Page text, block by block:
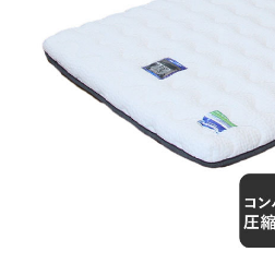
詰め物2
ポリエステル綿、不織布、ソフト硬綿